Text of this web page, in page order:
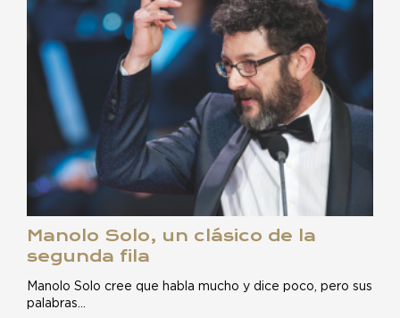
Manolo Solo, un clásico de la
segunda fila
Manolo Solo cree que habla mucho y dice poco, pero sus
palabras…